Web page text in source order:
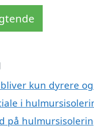
kun dyrere
i
på